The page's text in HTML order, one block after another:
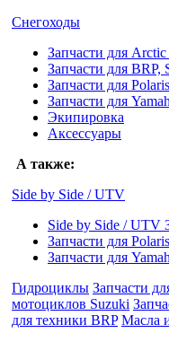
Снегоходы
Запчасти для Arctic
Запчасти для BRP,
Запчасти для Polaris
Запчасти для
Экипировка
Аксессуары
А также:
Side by Side / UTV
Side by Side / UTV
Запчасти для Polaris
Запчасти для
Гидроциклы Запчасти
мотоциклов Suzuki
для техники BRP Масла